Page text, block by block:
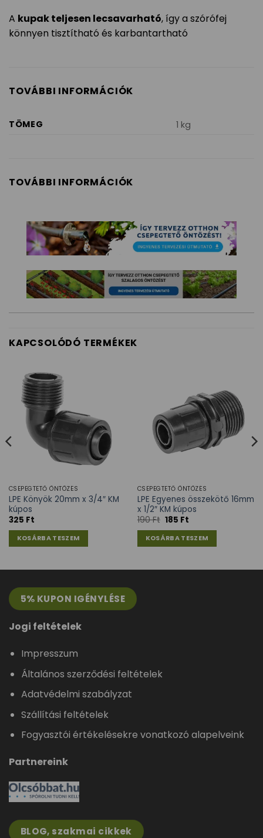
A kupak teljesen lecsavarható, így a szórófej
könnyen tisztítható és karbantartható
TOVÁBBI INFORMÁCIÓK
TÖMEG 1 kg
TOVÁBBI INFORMÁCIÓK
KAPCSOLÓDÓ TERMÉKEK
CSEPEGTETŐ ÖNTÖZÉS
LPE Könyök 20mm x 3/4″ KM
kúpos
325 Ft
KOSÁRBA TESZEM
CSEPEGTETŐ ÖNTÖZÉS
LPE Egyenes összekötő 16mm
x 1/2″ KM kúpos
190Ft 185 Ft
KOSÁRBA TESZEM
5% KUPON IGÉNYLÉSE
Jogi feltételek
Impresszum
Általános szerződési feltételek
Adatvédelmi szabályzat
Szállítási feltételek
Fogyasztói értékelésekre vonatkozó alapelveink
Partnereink
BLOG, szakmai cikkek